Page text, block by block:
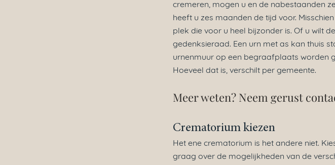
cremeren, mogen u en de nabestaanden
heeft u zes maanden de tijd voor.
plek die voor u heel bijzonder is. Of u wilt
gedenksieraad. Een urn met as kan thuis
urnenmuur op een begraafplaats worden
Hoeveel dat is, verschilt per gemeente.
Meer weten? Neem gerust
Crematorium kiezen
Het ene crematorium is het andere niet.
graag over de mogelijkheden van de